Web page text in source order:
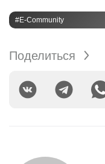
#E-Community
Поделиться